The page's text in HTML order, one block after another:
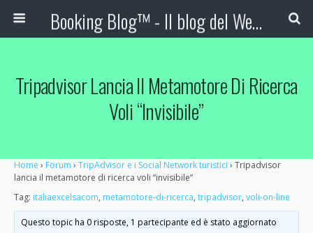
Booking Blog™ - Il blog del Web Marketing Turistico
Tripadvisor Lancia Il Metamotore Di Ricerca
Voli “invisibile”
Home › Forum › TripAdvisor e i Social Network turistici › Tripadvisor
lancia il metamotore di ricerca voli “invisibile”
Tag: italiaexcelsacom, metamotore-di-ricerca, tripadvisor, voli-on-line
Questo topic ha 0 risposte, 1 partecipante ed è stato aggiornato